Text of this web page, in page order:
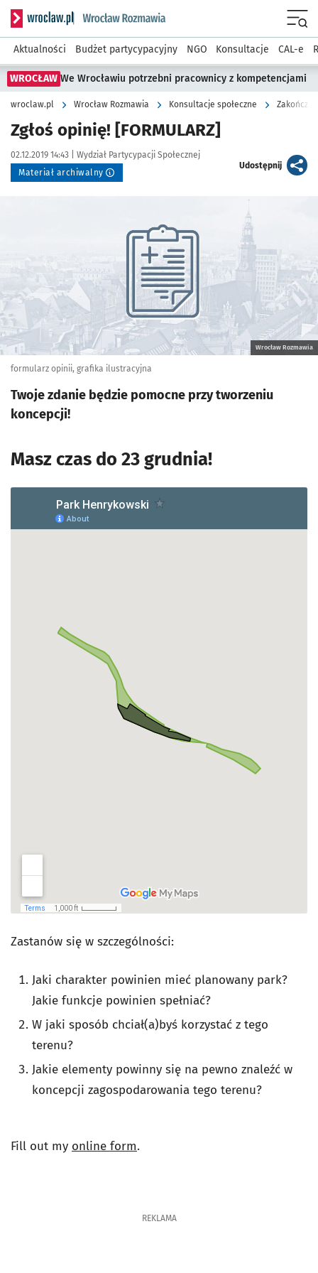
Serwis informacyjny wroclaw.pl podserwis: Rozmawia
Aktualności Budżet partycypacyjny NGO Konsultacje CAL-e
WROCŁAW We Wrocławiu potrzebni pracownicy z kompetencjami
wroclaw.pl Wrocław Rozmawia Konsultacje społeczne
Zgłoś opinię! [FORMULARZ]
Data publikacji:
02.12.2019 14:43 | Autor:
Wydział Partycypacji Społecznej
Materiał archiwalny
Udostępnijartykuł
Wrocław Rozmawia
formularz opinii, grafika ilustracyjna
Twoje zdanie będzie pomocne przy tworzeniu
koncepcji!
Masz czas do 23 grudnia!
Zastanów się w szczególności:
Jaki charakter powinien mieć planowany park?
Jakie funkcje powinien spełniać?
W jaki sposób chciał(a)byś korzystać z tego
terenu?
Jakie elementy powinny się na pewno znaleźć w
koncepcji zagospodarowania tego terenu?
Fill out my online form.
REKLAMA